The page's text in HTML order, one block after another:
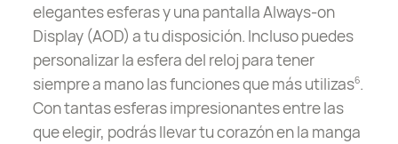
elegantes esferas y una pantalla Always-on
Display (AOD) a tu disposición. Incluso puedes
personalizar la esfera del reloj para tener
siempre a mano las funciones que más utilizas6.
Con tantas esferas impresionantes entre las
que elegir, podrás llevar tu corazón en la manga